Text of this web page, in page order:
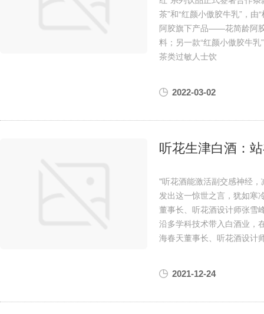
茶”和“红颜小傲胶牛乳”，
阿胶旗下产品——花简龄阿
料；另一款“红颜小傲胶牛
茶类过敏人士饮
2022-03-02
听花生津白酒：
"听花酒能激活副交感神经
发出这一惊世之言，犹如寒
董事长、听花酒设计师张雪
沿多学科技术带入白酒业，
海春天董事长、听花酒设计
2021-12-24